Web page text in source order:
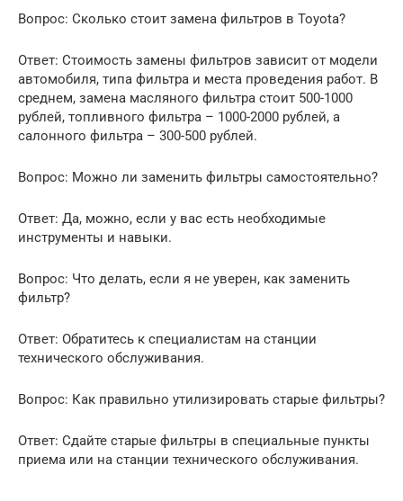
Вопрос: Сколько стоит замена фильтров в Toyota?
Ответ: Стоимость замены фильтров зависит от модели
автомобиля, типа фильтра и места проведения работ. В
среднем, замена масляного фильтра стоит 500-1000
рублей, топливного фильтра – 1000-2000 рублей, а
салонного фильтра – 300-500 рублей.
Вопрос: Можно ли заменить фильтры самостоятельно?
Ответ: Да, можно, если у вас есть необходимые
инструменты и навыки.
Вопрос: Что делать, если я не уверен, как заменить
фильтр?
Ответ: Обратитесь к специалистам на станции
технического обслуживания.
Вопрос: Как правильно утилизировать старые фильтры?
Ответ: Сдайте старые фильтры в специальные пункты
приема или на станции технического обслуживания.